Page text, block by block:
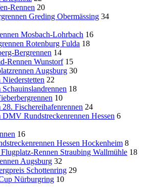
Rennen 20
Greding Obermässing 34
Mosbach-Lohrbach 16
Rotenburg Fulda 18
Bergrennen 14
Rennen Wunstorf 15
Augsburg 30
22
18
10
Fischereihafenrennen 24
DMV Rundstreckenrennen Hessen 6
16
Hessen Hockenheim 8
Rennen Straubing Wallmühle 18
Augsburg 32
Schottenring 29
Nürburgring 10